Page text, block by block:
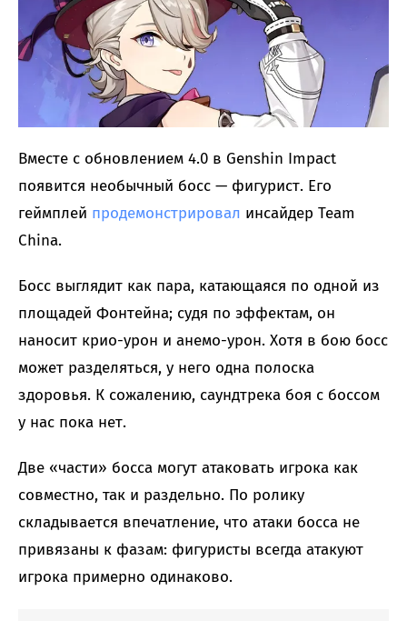
Вместе с обновлением 4.0 в Genshin Impact
появится необычный босс — фигурист. Его
геймплей продемонстрировал инсайдер Team
China.
Босс выглядит как пара, катающаяся по одной из
площадей Фонтейна; судя по эффектам, он
наносит крио-урон и анемо-урон. Хотя в бою босс
может разделяться, у него одна полоска
здоровья. К сожалению, саундтрека боя с боссом
у нас пока нет.
Две «части» босса могут атаковать игрока как
совместно, так и раздельно. По ролику
складывается впечатление, что атаки босса не
привязаны к фазам: фигуристы всегда атакуют
игрока примерно одинаково.